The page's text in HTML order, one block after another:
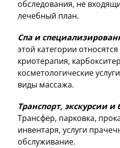
обследования, не
лечебный план.
Спа и
этой категории
криотерапия,
косметологические
виды массажа.
Транспорт, экскурсии
Трансфер, парковка,
инвентаря, услуги
обслуживание.